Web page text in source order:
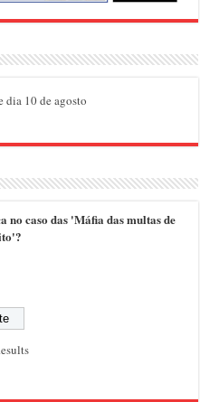
dia 10 de agosto
no caso das 'Máfia das multas de